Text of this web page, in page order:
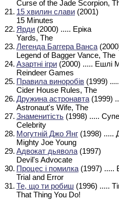
Curse of the Jade Scorpion,
21. 15 хвилин слави (2001)
15 Minutes
22. Ярди (2000) ..... Еріка
Yards, The
23. Легенда Баггера Ванса
Legend of Bagger Vance, The
24. Азартні ігри (2000) ..... Ешлі
Reindeer Games
25. Правила виноробів (1999)
Cider House Rules, The
26. Дружина астронавта (1999)
Astronaut's Wife, The
27. Знаменитість (1998) .....
Celebrity
28. Могутній Джо Янг (1998) .....
Mighty Joe Young
29. Адвокат дьявола (1997)
Devil's Advocate
30. Процес і помилка (1997) .....
Trial and Error
31. Те, що ти робиш (1996) .....
That Thing You Do!